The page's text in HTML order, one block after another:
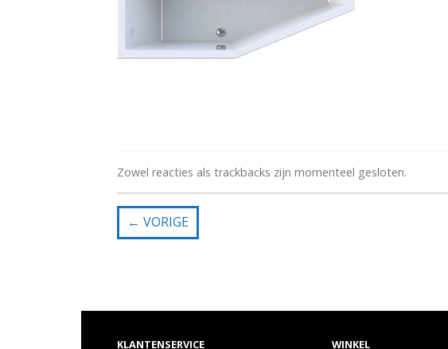
Zowel reacties als trackbacks zijn momenteel gesloten.
← VORIGE
KLANTENSERVICE WINKEL